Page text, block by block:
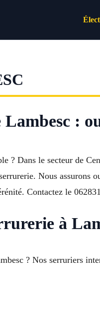
:
? Dans le secteur de
Nous assurons
Contactez le
à
? Nos serruriers